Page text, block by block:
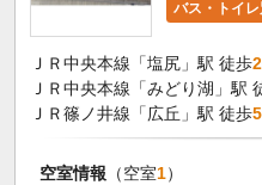
バス・トイレ
ＪＲ中央本線「塩尻」駅 徒歩2
ＪＲ中央本線「みどり湖」駅
ＪＲ篠ノ井線「広丘」駅 徒歩
空室情報 （空室1）